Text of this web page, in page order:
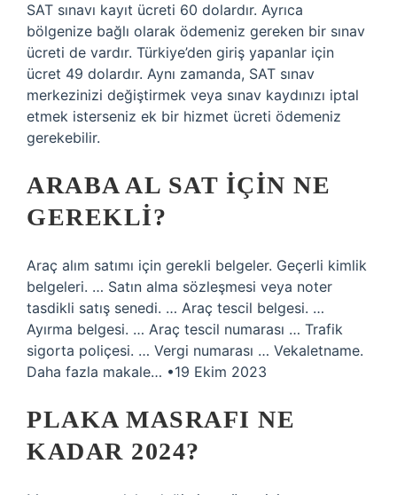
SAT sınavı kayıt ücreti 60 dolardır. Ayrıca
bölgenize bağlı olarak ödemeniz gereken bir sınav
ücreti de vardır. Türkiye’den giriş yapanlar için
ücret 49 dolardır. Aynı zamanda, SAT sınav
merkezinizi değiştirmek veya sınav kaydınızı iptal
etmek isterseniz ek bir hizmet ücreti ödemeniz
gerekebilir.
ARABA AL SAT IÇIN NE
GEREKLI?
Araç alım satımı için gerekli belgeler. Geçerli kimlik
belgeleri. … Satın alma sözleşmesi veya noter
tasdikli satış senedi. … Araç tescil belgesi. …
Ayırma belgesi. … Araç tescil numarası … Trafik
sigorta poliçesi. … Vergi numarası … Vekaletname.
Daha fazla makale… •19 Ekim 2023
PLAKA MASRAFI NE
KADAR 2024?